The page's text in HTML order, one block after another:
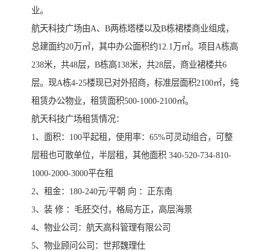
业。
航天科技广场由A、B两栋塔楼以及B栋裙楼商业组成，
总建面约20万㎡，其中办公面积约12.1万㎡。项目A栋高
238米，共48层，B栋高138米，共28层，商业裙楼共6
层。现A栋4-25楼现已对外招商，标准层面积2100㎡，纯
租赁办公物业，租赁面积500-1000-2100㎡。
航天科技广场租赁情况：
1、面积：100平起租，使用率：65%可灵动组合，可整
层租也可散单位，半层租，其他面积 340-520-734-810-
1000-2000-3000平在租
2、租金：180-240元/平朝 向 ：正东南
3、装 修 ：毛胚交付，格局方正，高层海景
4、物业公司：航天高科管理有限公司
5、物业顾问公司：世邦魏理仕